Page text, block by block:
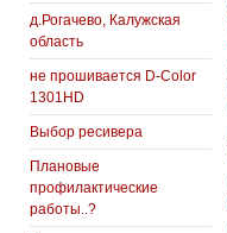
д.Рогачево, Калужская
область
не прошивается D-Color
1301HD
Выбор ресивера
Плановые
профилактические
работы..?